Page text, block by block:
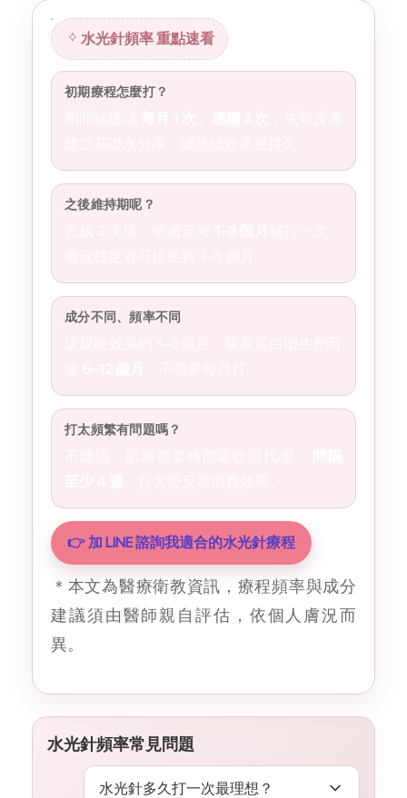
水光針頻率 重點速看
水光針頻率 重點速看
初期療程怎麼打？
之後維持期呢？
成分不同、頻率不同
打太頻繁有問題嗎？
👉 加 LINE 諮詢我適合的水光針療程
＊本文為醫療衛教資訊，療程頻率與成分
建議須由醫師親自評估，依個人膚況而
異。
水光針頻率常見問題
水光針多久打一次最理想？